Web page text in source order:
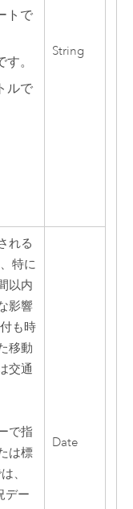
トで
。
ルで
String
れる
特に
以内
影響
も時
移動
交通
で指
は標
、
デー
Date